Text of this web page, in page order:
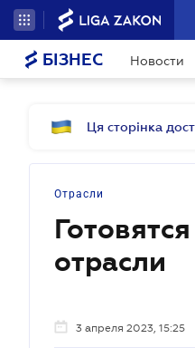
БІЗНЕС Новости
Ця сторінка
Отрасли
отрасли
3 апреля 2023, 15:25